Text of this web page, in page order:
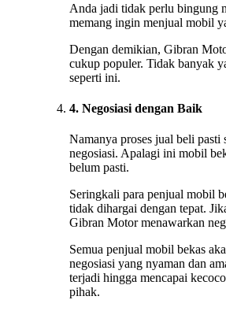
Anda jadi tidak perlu bingung
memang ingin menjual mobil
Dengan demikian, Gibran
cukup populer. Tidak banyak
seperti ini.
4. Negosiasi dengan Baik
Namanya proses jual beli pasti
negosiasi. Apalagi ini mobil
belum pasti.
Seringkali para penjual mobil
tidak dihargai dengan tepat.
Gibran Motor menawarkan
Semua penjual mobil bekas
negosiasi yang nyaman dan
terjadi hingga mencapai
pihak.